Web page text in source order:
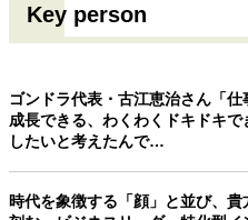
Key person
ゴンドラ代表・古江恵治さん「仕
成長できる、わくわくドキドキで
したいと考えたんで…
時代を象徴する「顔」と並び、貴